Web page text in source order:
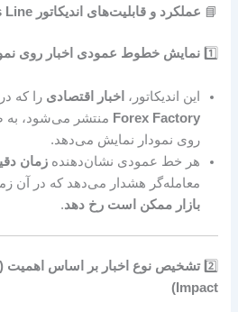
📘 عملکرد و قابلیت‌های اندیکاتور Forex News Line
1️⃣ نمایش خطوط عمودی اخبار روی
این اندیکاتور، اخبار اقتصادی را که
Forex Factory منتشر می‌شود،
روی نمودار نمایش می‌دهد.
هر خط عمودی نشان‌دهندهزمان
معامله‌گر هشدار می‌دهد که در آن
بازار ممکن است رخ دهد.
2️⃣
Impact)